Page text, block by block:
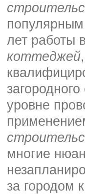
лет работы
коттеджей
уровне
многие
за городом